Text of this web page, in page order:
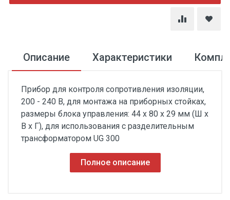
Описание Характеристики
Прибор для контроля сопротивления изоляции,
200 - 240 В, для монтажа на приборных стойках,
размеры блока управления: 44 х 80 х 29 мм (Ш х
В х Г), для использования с разделительным
трансформатором UG 300
Полное описание